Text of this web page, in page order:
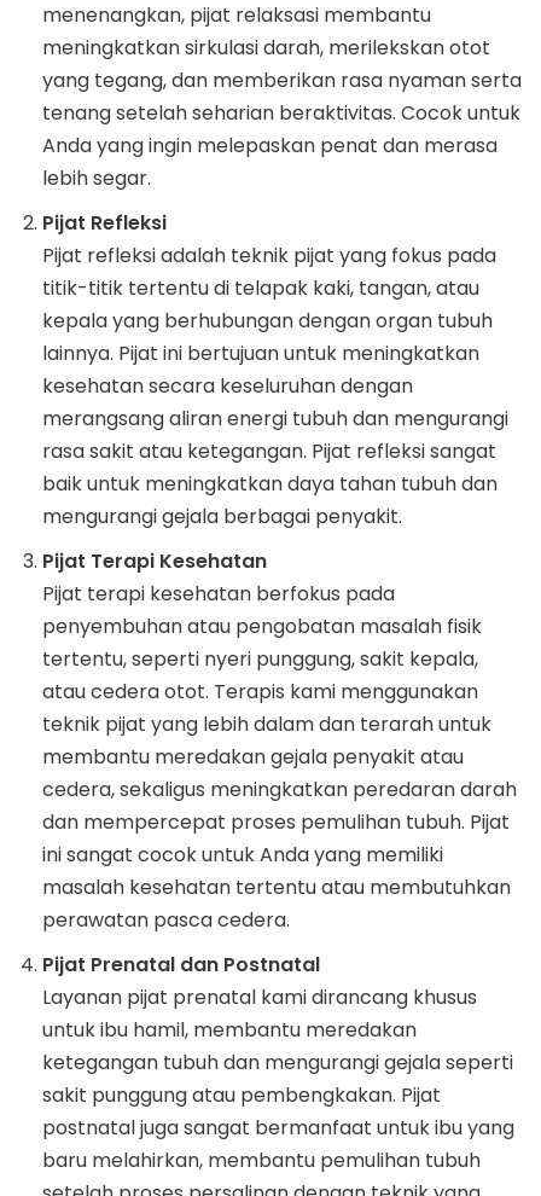
menenangkan, pijat relaksasi membantu
meningkatkan sirkulasi darah, merilekskan otot
yang tegang, dan memberikan rasa nyaman serta
tenang setelah seharian beraktivitas. Cocok untuk
Anda yang ingin melepaskan penat dan merasa
lebih segar.
Pijat Refleksi
Pijat refleksi adalah teknik pijat yang fokus pada
titik-titik tertentu di telapak kaki, tangan, atau
kepala yang berhubungan dengan organ tubuh
lainnya. Pijat ini bertujuan untuk meningkatkan
kesehatan secara keseluruhan dengan
merangsang aliran energi tubuh dan mengurangi
rasa sakit atau ketegangan. Pijat refleksi sangat
baik untuk meningkatkan daya tahan tubuh dan
mengurangi gejala berbagai penyakit.
Pijat Terapi Kesehatan
Pijat terapi kesehatan berfokus pada
penyembuhan atau pengobatan masalah fisik
tertentu, seperti nyeri punggung, sakit kepala,
atau cedera otot. Terapis kami menggunakan
teknik pijat yang lebih dalam dan terarah untuk
membantu meredakan gejala penyakit atau
cedera, sekaligus meningkatkan peredaran darah
dan mempercepat proses pemulihan tubuh. Pijat
ini sangat cocok untuk Anda yang memiliki
masalah kesehatan tertentu atau membutuhkan
perawatan pasca cedera.
Pijat Prenatal dan Postnatal
Layanan pijat prenatal kami dirancang khusus
untuk ibu hamil, membantu meredakan
ketegangan tubuh dan mengurangi gejala seperti
sakit punggung atau pembengkakan. Pijat
postnatal juga sangat bermanfaat untuk ibu yang
baru melahirkan, membantu pemulihan tubuh